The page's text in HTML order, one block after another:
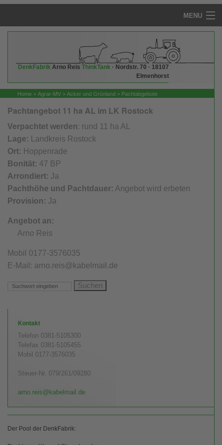
MENU
Arno Reis - die DenkFabrik
QuerGedacht
Agrar Rechtsprechung
Grunderwerbssteuer: Legal vermeiden
Agrarpolitik
Aktuelle Agrar-Infos
E-Rechnung, Pflicht
BVVG
Agrar-Stiftung und Steuern
Unternehmenswert
Landwirtschaftsbetriebe
Betrieb angeboten, gesehen – keiner kauft?
DenkFabrik Arno Reis ThinkTank · Nordstr. 70 · 18107
Elmenhorst
Home > Agrar-MV > Acker und Grünland > Pachtabgebote
Pachtangebot 11 ha AL im LK Rostock
Verpachtet werden: rund 11 ha AL
Lage: Landkreis Rostock
Ort: Hoppenrade
Bonität: 47 BP
Arrondiert: Ja
Pachthöhe und Pachtdauer: Angebot wird erbeten
Provision: Ja
Angebot an:
Arno Reis
Mobil 0177-3576035
E-Mail: arno.reis@kabelmail.de
Kontakt
Telefon 0381-5105300
Telefax 0381-5105455
Mobil 0177-3576035
Steuer-Nr. 079/261/09280
arno.reis@kabelmail.de
Der Pool der DenkFabrik: